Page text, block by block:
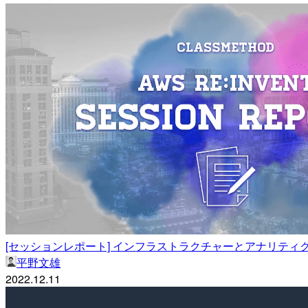
[セッションレポート] インフラストラクチャーとアナリテ
平野文雄
2022.12.11